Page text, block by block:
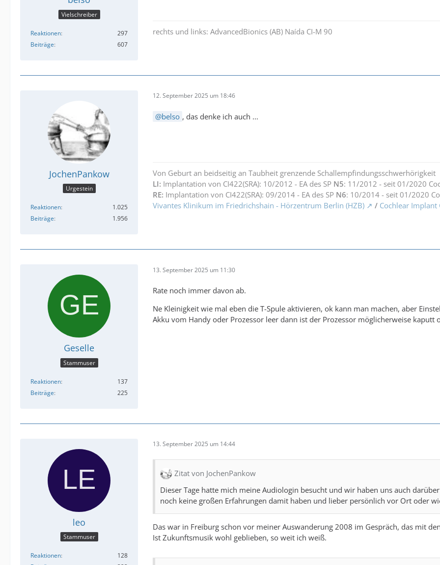
Vielschreiber
Reaktionen
297
Beiträge
607
rechts und links: AdvancedBionics (AB) Naída CI-M 90
JochenPankow
Urgestein
Reaktionen
1.025
Beiträge
1.956
12. September 2025 um 18:46
belso , das denke ich auch ...
Von Geburt an beidseitig an Taubheit grenzende Schallempfindungsschwerhörigkeit
LI: Implantation von CI422(SRA): 10/2012 - EA des SP N5: 11/2012 - seit 01/2020
RE: Implantation von CI422(SRA): 09/2014 - EA des SP N6: 10/2014 - seit 01/2020
Vivantes Klinikum im Friedrichshain - Hörzentrum Berlin (HZB)
/ Cochlear
Geselle
Stammuser
Reaktionen
137
Beiträge
225
13. September 2025 um 11:30
Rate noch immer davon ab.
Ne Kleinigkeit wie mal eben die T-Spule aktivieren, ok kann man machen, aber
Akku vom Handy oder Prozessor leer dann ist der Prozessor möglicherweise kaputt
leo
Stammuser
Reaktionen
128
13. September 2025 um 14:44
Zitat von JochenPankow
Dieser Tage hatte mich meine Audiologin besucht und wir haben uns auch
noch keine großen Erfahrungen damit haben und lieber persönlich vor Ort oder
Das war in Freiburg schon vor meiner Auswanderung 2008 im Gespräch, das mit
Ist Zukunftsmusik wohl geblieben, so weit ich weiß.